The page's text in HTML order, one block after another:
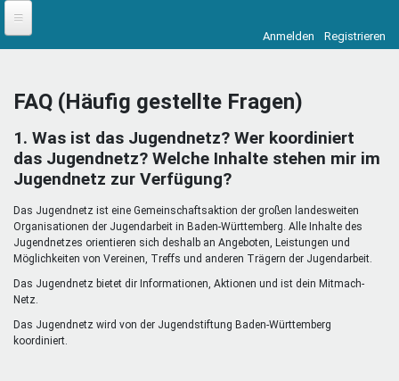
Startseite
Jugendnetz
Freizeit & Reisen
Mentoren & Projekte
Schule & Beruf
Demokratie & Beteiligung
Vor Ort
Anmelden Registrieren
FAQ (Häufig gestellte Fragen)
1. Was ist das Jugendnetz? Wer koordiniert
das Jugendnetz? Welche Inhalte stehen mir im
Jugendnetz zur Verfügung?
Das Jugendnetz ist eine Gemeinschaftsaktion der großen landesweiten
Organisationen der Jugendarbeit in Baden-Württemberg. Alle Inhalte des
Jugendnetzes orientieren sich deshalb an Angeboten, Leistungen und
Möglichkeiten von Vereinen, Treffs und anderen Trägern der Jugendarbeit.
Das Jugendnetz bietet dir Informationen, Aktionen und ist dein Mitmach-
Netz.
Das Jugendnetz wird von der Jugendstiftung Baden-Württemberg
koordiniert.